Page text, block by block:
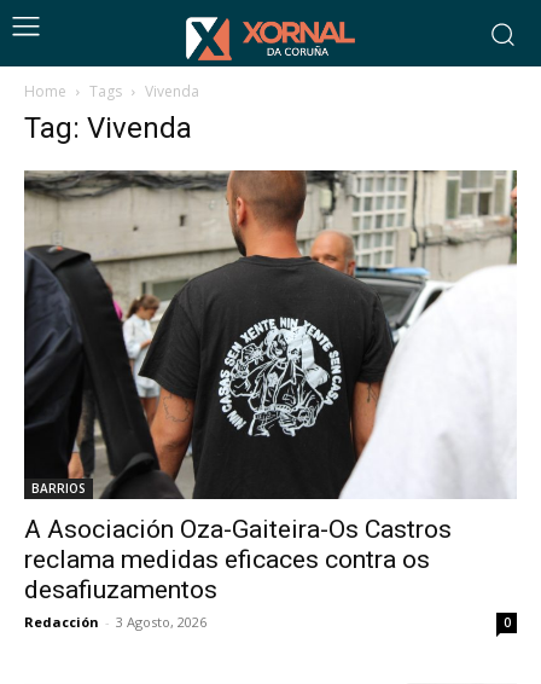
Home Tags Vivenda
Tag: Vivenda
BARRIOS
A Asociación Oza-Gaiteira-Os Castros
reclama medidas eficaces contra os
desafiuzamentos
Redacción - 3 Agosto, 2026 0